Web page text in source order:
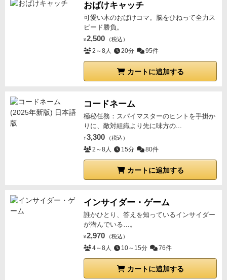
おばけキャッチ
可愛い木のおばけコマ。脳をひねって全力ス
ピード勝負。
¥ 2,500 （税込）
2～8人 20分 95件
カートに追加する
コードネーム
極秘任務：スパイマスターのヒントを手掛か
りに、敵対組織より先に味方の...
¥ 3,300 （税込）
2～8人 15分 80件
カートに追加する
インサイダー・ゲーム
誰かひとり、答えを知っているインサイダー
が潜んでいる…。
¥ 2,970 （税込）
4～8人 10～15分 76件
カートに追加する